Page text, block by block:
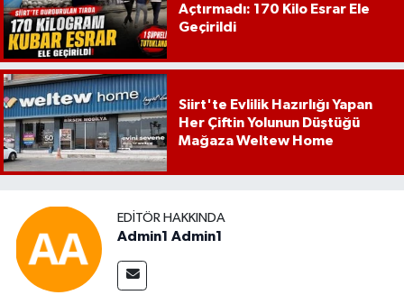
Açtırmadı: 170 Kilo Esrar Ele
Geçirildi
Siirt'te Evlilik Hazırlığı Yapan
Her Çiftin Yolunun Düştüğü
Mağaza Weltew Home
EDITÖR HAKKINDA
Admin1 Admin1